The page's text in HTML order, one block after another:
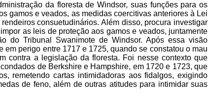
da floresta de Windsor, suas funções para os
gamos e veados, as medidas coercitivas anteriores à Lei
consuetudinários. Além disso, procura investigar
as leis de proteção aos gamos e veados, juntamente
do Tribunal Swanimote de Windsor. Após essa visão
perigo entre 1717 e 1725, quando se constatou o mau
contra a legislação da floresta. Foi nesse contexto que
de Berkshire e Hampshire, em 1720 e 1723, que
remetendo cartas intimidadoras aos fidalgos, exigindo
de feno, além de outras atitudes para intimidar suas